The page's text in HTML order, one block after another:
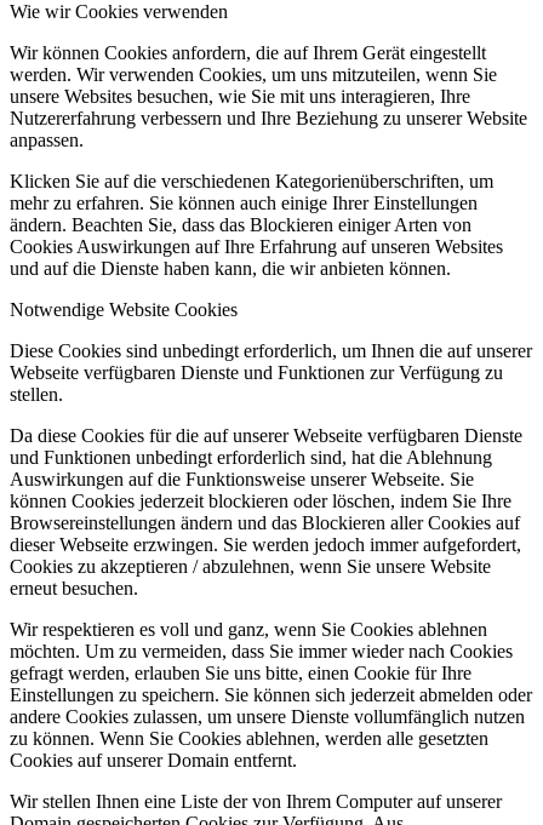
Wie wir Cookies verwenden
Wir können Cookies anfordern, die auf Ihrem Gerät eingestellt
werden. Wir verwenden Cookies, um uns mitzuteilen, wenn Sie
unsere Websites besuchen, wie Sie mit uns interagieren, Ihre
Nutzererfahrung verbessern und Ihre Beziehung zu unserer Website
anpassen.
Klicken Sie auf die verschiedenen Kategorienüberschriften, um
mehr zu erfahren. Sie können auch einige Ihrer Einstellungen
ändern. Beachten Sie, dass das Blockieren einiger Arten von
Cookies Auswirkungen auf Ihre Erfahrung auf unseren Websites
und auf die Dienste haben kann, die wir anbieten können.
Notwendige Website Cookies
Diese Cookies sind unbedingt erforderlich, um Ihnen die auf unserer
Webseite verfügbaren Dienste und Funktionen zur Verfügung zu
stellen.
Da diese Cookies für die auf unserer Webseite verfügbaren Dienste
und Funktionen unbedingt erforderlich sind, hat die Ablehnung
Auswirkungen auf die Funktionsweise unserer Webseite. Sie
können Cookies jederzeit blockieren oder löschen, indem Sie Ihre
Browsereinstellungen ändern und das Blockieren aller Cookies auf
dieser Webseite erzwingen. Sie werden jedoch immer aufgefordert,
Cookies zu akzeptieren / abzulehnen, wenn Sie unsere Website
erneut besuchen.
Wir respektieren es voll und ganz, wenn Sie Cookies ablehnen
möchten. Um zu vermeiden, dass Sie immer wieder nach Cookies
gefragt werden, erlauben Sie uns bitte, einen Cookie für Ihre
Einstellungen zu speichern. Sie können sich jederzeit abmelden oder
andere Cookies zulassen, um unsere Dienste vollumfänglich nutzen
zu können. Wenn Sie Cookies ablehnen, werden alle gesetzten
Cookies auf unserer Domain entfernt.
Wir stellen Ihnen eine Liste der von Ihrem Computer auf unserer